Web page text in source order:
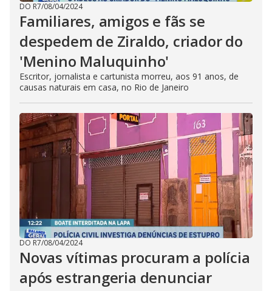
DO R7/08/04/2024
Familiares, amigos e fãs se
despedem de Ziraldo, criador do
'Menino Maluquinho'
Escritor, jornalista e cartunista morreu, aos 91 anos, de
causas naturais em casa, no Rio de Janeiro
DO R7/08/04/2024
Novas vítimas procuram a polícia
após estrangeria denunciar